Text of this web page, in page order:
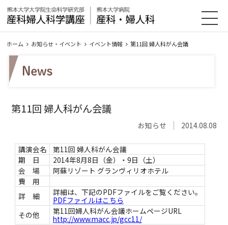
ホーム お知らせ・イベント イベント情報 第11回 婦人科がん会議
第11回 婦人科がん会議
お知らせ 2014.08.08
講演会名
第11回 婦人科がん会議
期 日
2014年8月8日（金）・9日（土）
会 場
阿蘇リゾート グランヴィリオホテル
費 用
詳 細
詳細は、下記のPDFファイルをご覧ください。
PDFファイルはこちら
その他
第11回婦人科がん会議ホームページURL
http://www.macc.jp/gcc11/
HOME
サイトマップ